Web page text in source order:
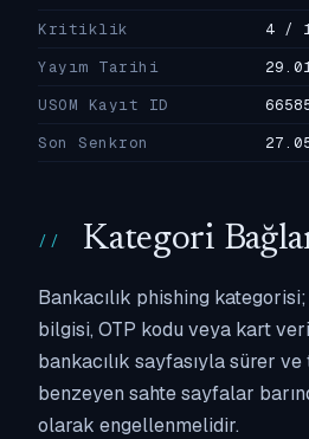
Kritiklik
4 /
Yayım Tarihi
USOM Kayıt ID
Son Senkron
Kategori
Bankacılık phishing
bilgisi, OTP kodu veya kart
bankacılık sayfasıyla sürer
benzeyen sahte sayfalar
olarak engellenmelidir.